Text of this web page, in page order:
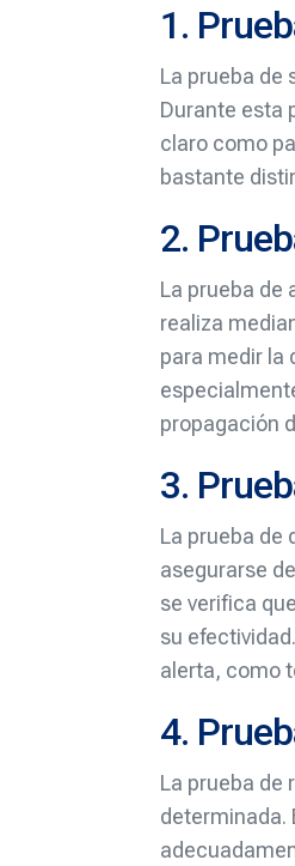
1.
La prueba de
Durante esta
claro como
bastante
2.
La prueba de
realiza
para medir la
propagación
3.
La prueba de
asegurarse
se verifica
su
alerta, como
4.
La prueba de
determinada.